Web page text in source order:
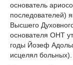
основатель
последователей)
Высшего
основателя ОНТ
годы Йозеф
исцелял больных).